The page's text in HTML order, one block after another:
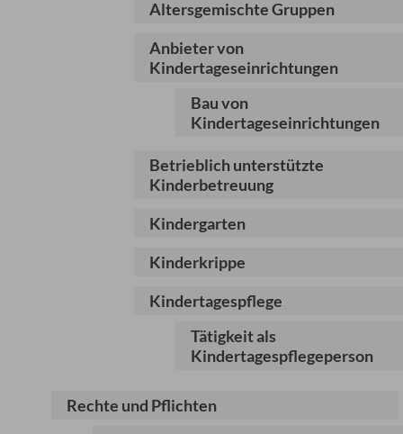
Altersgemischte Gruppen
Anbieter von
Kindertageseinrichtungen
Bau von
Kindertageseinrichtungen
Betrieblich unterstützte
Kinderbetreuung
Kindergarten
Kinderkrippe
Kindertagespflege
Tätigkeit als
Kindertagespflegeperson
Rechte und Pflichten